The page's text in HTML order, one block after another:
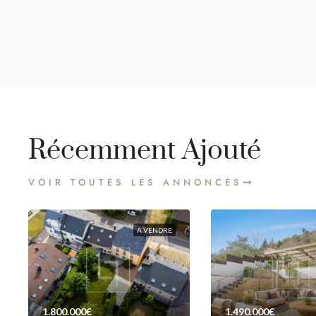
Récemment Ajouté
VOIR TOUTES LES ANNONCES
1.800.000€
A VENDRE
1.490.000€